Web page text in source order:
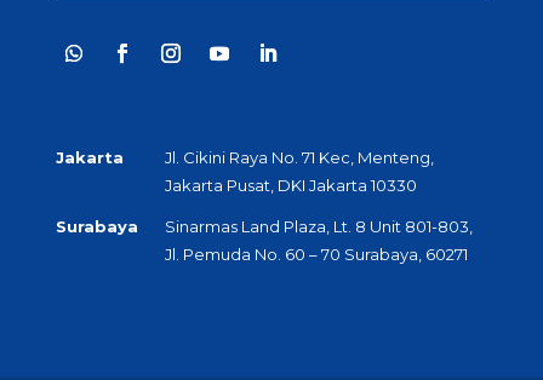
Jakarta
Jl. Cikini Raya No. 71 Kec, Menteng,
Jakarta Pusat, DKI Jakarta 10330
Surabaya
Sinarmas Land Plaza, Lt. 8 Unit 801-803,
Jl. Pemuda No. 60 – 70 Surabaya, 60271